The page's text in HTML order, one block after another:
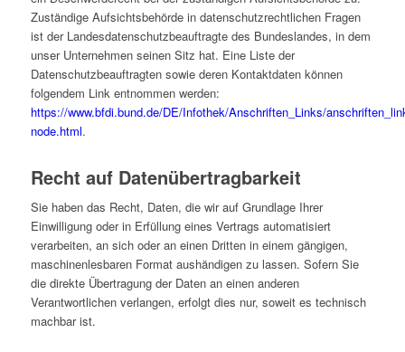
Zuständige Aufsichtsbehörde in datenschutzrechtlichen Fragen
ist der Landesdatenschutzbeauftragte des Bundeslandes, in dem
unser Unternehmen seinen Sitz hat. Eine Liste der
Datenschutzbeauftragten sowie deren Kontaktdaten können
folgendem Link entnommen werden:
https://www.bfdi.bund.de/DE/Infothek/Anschriften_Links/
node.html.
Recht auf Datenübertragbarkeit
Sie haben das Recht, Daten, die wir auf Grundlage Ihrer
Einwilligung oder in Erfüllung eines Vertrags automatisiert
verarbeiten, an sich oder an einen Dritten in einem gängigen,
maschinenlesbaren Format aushändigen zu lassen. Sofern Sie
die direkte Übertragung der Daten an einen anderen
Verantwortlichen verlangen, erfolgt dies nur, soweit es technisch
machbar ist.